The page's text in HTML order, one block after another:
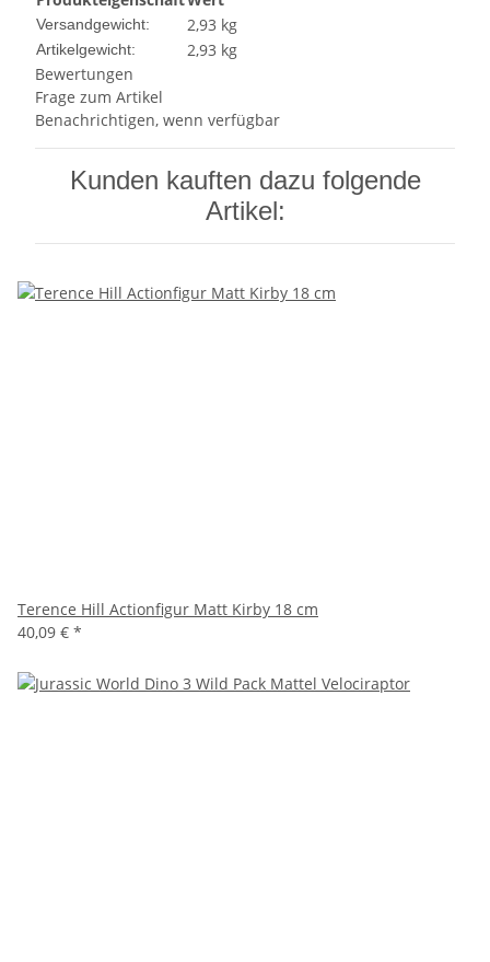
Versandgewicht: 2,93 kg
Artikelgewicht: 2,93 kg
Bewertungen
Frage zum Artikel
Benachrichtigen, wenn verfügbar
Kunden kauften dazu folgende
Artikel:
Terence Hill Actionfigur Matt Kirby 18 cm
40,09 € *